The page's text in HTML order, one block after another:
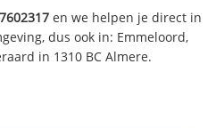
en we helpen je direct in
dus ook in: Emmeloord,
in 1310 BC Almere.